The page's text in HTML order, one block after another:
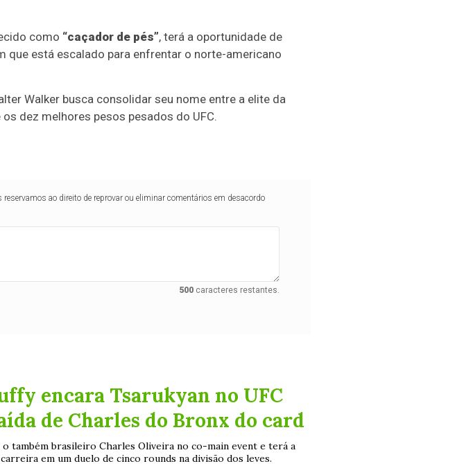
como “caçador de pés”, terá a oportunidade de
que está escalado para enfrentar o norte-americano
Walker busca consolidar seu nome entre a elite da
dez melhores pesos pesados do UFC.
ao direito de reprovar ou eliminar comentários em desacordo
500 caracteres restantes.
encara Tsarukyan no UFC
de Charles do Bronx do card
também brasileiro Charles Oliveira no co-main event e terá a
em um duelo de cinco rounds na divisão dos leves.